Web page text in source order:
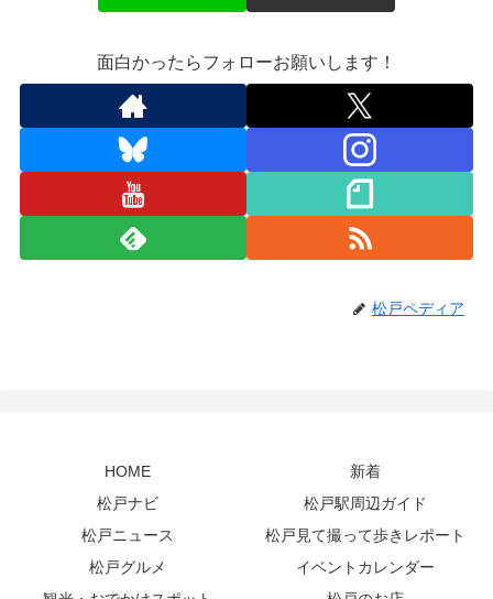
面白かったらフォローお願いします！
松戸ペディア
HOME
新着
松戸ナビ
松戸駅周辺ガイド
松戸ニュース
松戸見て撮って歩きレポート
松戸グルメ
イベントカレンダー